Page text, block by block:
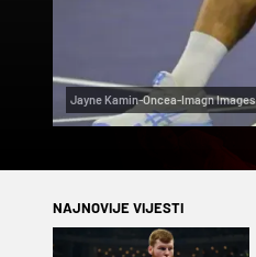
Jayne Kamin-Oncea-Imagn Images
NAJNOVIJE VIJESTI